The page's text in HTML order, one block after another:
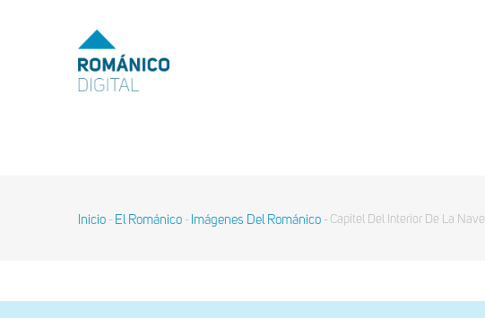
MENU
TOP
Sobrescribir
Inicio - El Románico - Imágenes Del Románico - Capitel Del Interior De La Nave